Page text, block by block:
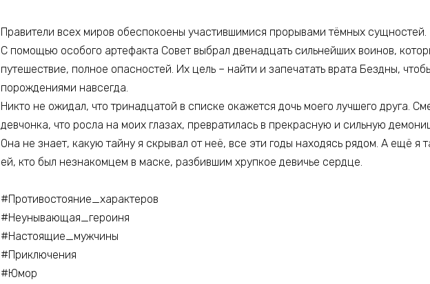
Правители всех миров обеспокоены участившимися прорывами тёмных сущностей.
С помощью особого артефакта Совет выбрал двенадцать сильнейших воинов,
путешествие, полное опасностей. Их цель – найти и запечатать врата Бездны,
порождениями навсегда.
Никто не ожидал, что тринадцатой в списке окажется дочь моего лучшего друга.
девчонка, что росла на моих глазах, превратилась в прекрасную и сильную
Она не знает, какую тайну я скрывал от неё, все эти годы находясь рядом. А ещё я
ей, кто был незнакомцем в маске, разбившим хрупкое девичье сердце.
#Противостояние_характеров
#Неунывающая_героиня
#Настоящие_мужчины
#Приключения
#Юмор